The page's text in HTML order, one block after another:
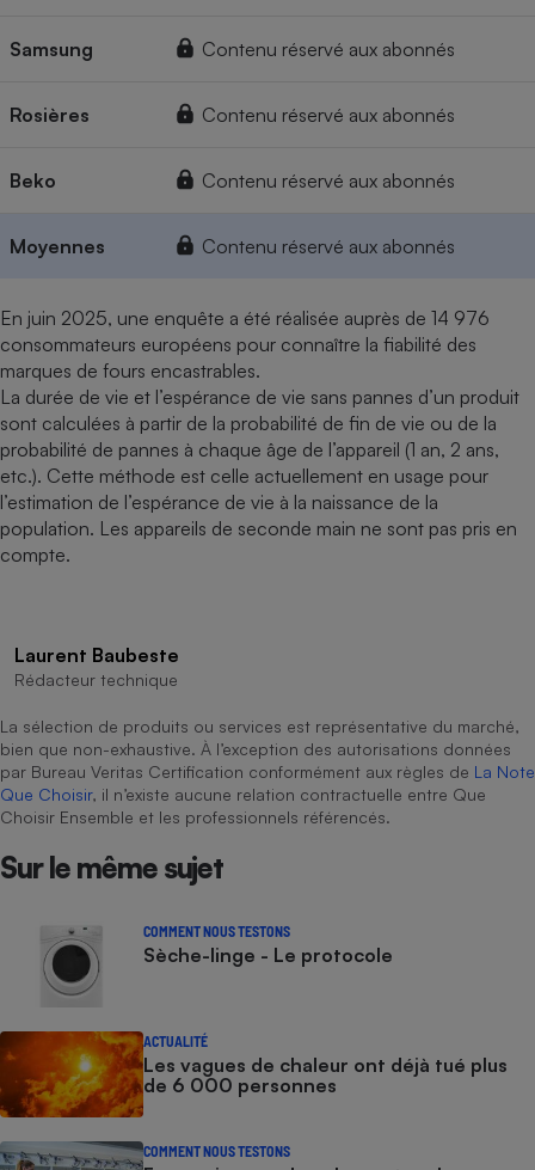
Samsung Contenu réservé aux abonnés
Rosières Contenu réservé aux abonnés
Beko Contenu réservé aux abonnés
Moyennes Contenu réservé aux abonnés
En juin 2025, une enquête a été réalisée auprès de 14 976
consommateurs européens pour connaître la fiabilité des
marques de fours encastrables.
La durée de vie et l’espérance de vie sans pannes d’un produit
sont calculées à partir de la probabilité de fin de vie ou de la
probabilité de pannes à chaque âge de l’appareil (1 an, 2 ans,
etc.). Cette méthode est celle actuellement en usage pour
l’estimation de l’espérance de vie à la naissance de la
population. Les appareils de seconde main ne sont pas pris en
compte.
Laurent Baubeste
Rédacteur technique
La sélection de produits ou services est représentative du marché,
bien que non-exhaustive. À l’exception des autorisations données
par Bureau Veritas Certification conformément aux règles de La Note
Que Choisir, il n’existe aucune relation contractuelle entre Que
Choisir Ensemble et les professionnels référencés.
Sur le même sujet
COMMENT NOUS TESTONS
Sèche-linge - Le protocole
ACTUALITÉ
Les vagues de chaleur ont déjà tué plus
de 6 000 personnes
COMMENT NOUS TESTONS